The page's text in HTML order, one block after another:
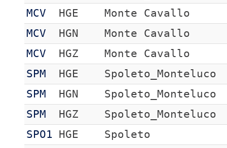
MCV
HGE
Monte Cavallo
MCV
HGN
Monte Cavallo
MCV
HGZ
Monte Cavallo
SPM
HGE
Spoleto_Monteluco
SPM
HGN
Spoleto_Monteluco
SPM
HGZ
Spoleto_Monteluco
SPO1
HGE
Spoleto